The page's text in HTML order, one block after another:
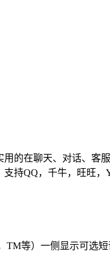
在聊天、对话、客服
持QQ，千牛，旺旺
等）一侧显示可选短